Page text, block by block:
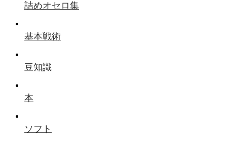
詰めオセロ集
基本戦術
豆知識
本
ソフト